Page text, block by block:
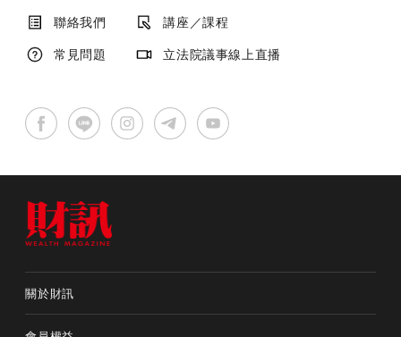
聯絡我們
講座／課程
常見問題
立法院議事線上直播
關於財訊